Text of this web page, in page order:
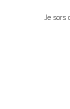
Je sors